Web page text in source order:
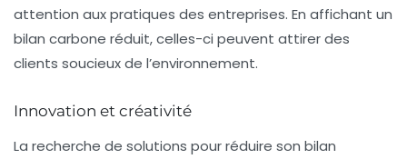
attention aux pratiques des entreprises. En affichant un
bilan carbone réduit, celles-ci peuvent attirer des
clients soucieux de l’environnement.
Innovation et créativité
La recherche de solutions pour réduire son bilan